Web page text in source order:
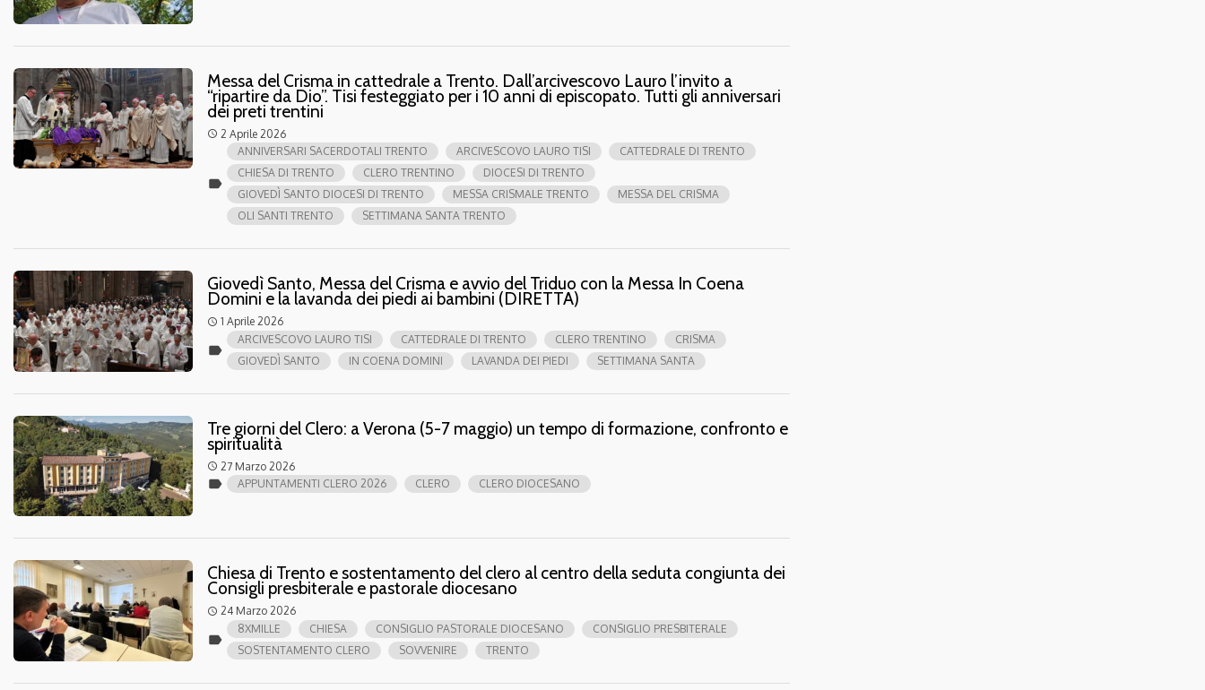
Messa del Crisma in cattedrale a Trento. Dall’arcivescovo Lauro l’invito a
“ripartire da Dio”. Tisi festeggiato per i 10 anni di episcopato. Tutti gli anniversari
dei preti trentini
access_time 2 Aprile 2026
label
ANNIVERSARI SACERDOTALI TRENTO ARCIVESCOVO LAURO TISI
CATTEDRALE DI TRENTO
CHIESA DI TRENTO
CLERO TRENTINO
DIOCESI DI TRENTO
GIOVEDÌ SANTO DIOCESI DI TRENTO
MESSA CRISMALE TRENTO
MESSA DEL CRISMA
OLI SANTI TRENTO
SETTIMANA SANTA TRENTO
Giovedì Santo, Messa del Crisma e avvio del Triduo con la Messa In Coena
Domini e la lavanda dei piedi ai bambini (DIRETTA)
access_time 1 Aprile 2026
label
ARCIVESCOVO LAURO TISI CATTEDRALE DI TRENTO CLERO TRENTINO
CRISMA
GIOVEDÌ SANTO
IN COENA DOMINI LAVANDA DEI PIEDI SETTIMANA SANTA
Tre giorni del Clero: a Verona (5-7 maggio) un tempo di formazione, confronto e
spiritualità
access_time 27 Marzo 2026
label APPUNTAMENTI CLERO 2026 CLERO CLERO DIOCESANO
Chiesa di Trento e sostentamento del clero al centro della seduta congiunta dei
Consigli presbiterale e pastorale diocesano
access_time 24 Marzo 2026
label
8XMILLE CHIESA CONSIGLIO PASTORALE DIOCESANO
CONSIGLIO PRESBITERALE
SOSTENTAMENTO CLERO
SOVVENIRE TRENTO